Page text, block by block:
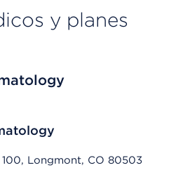
y planes
Longmont, CO 80503
application on mobile devices